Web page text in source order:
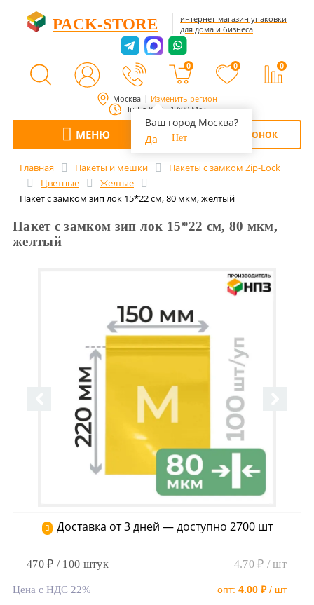
Москва Изменить регион
Ваш город Москва?
Да
Нет
Пн-Пт 8:00 - 17:00 Мск
PACK-STORE
интернет-магазин упаковки
для дома и бизнеса
0 0 0
МЕНЮ ОБРАТНЫЙ ЗВОНОК
Главная Пакеты и мешки
Пакеты с замком Zip-Lock
Цветные
Желтые
Пакет с замком зип лок 15*22 см, 80 мкм, желтый
Пакет с замком зип лок 15*22 см, 80 мкм,
желтый
Доставка от 3 дней — доступно 2700 шт
470 ₽ / 100 штук 4.70 ₽ / шт
Цена с НДС 22% опт: 4.00 ₽/ шт